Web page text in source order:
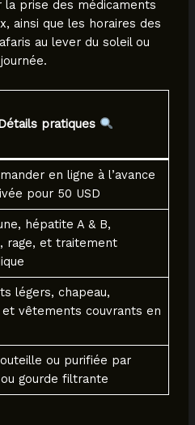
la prise des médicaments
ainsi que les horaires des
au lever du soleil ou
pratiques
en ligne à l’avance
pour 50 USD
hépatite A & B,
rage, et traitement
légers, chapeau,
vêtements couvrants en
ou purifiée par
gourde filtrante